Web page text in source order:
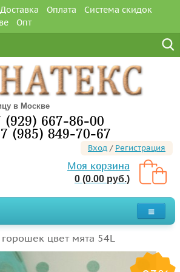
Доставка Оплата
Система скидок
Опт
в Москве
(929) 667-86-00
(985) 849-70-67
Вход / Регистрация
Моя корзина
0 (0.00 руб.)
цвет мята 54L